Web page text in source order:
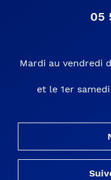
05
Mardi au vendredi
et le 1er